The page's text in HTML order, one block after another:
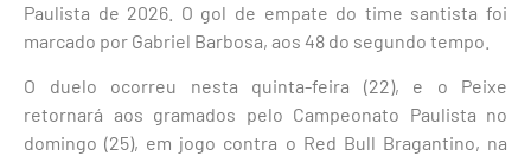
Paulista de 2026. O gol de empate do time santista foi
marcado por Gabriel Barbosa, aos 48 do segundo tempo.
O duelo ocorreu nesta quinta-feira (22), e o Peixe
retornará aos gramados pelo Campeonato Paulista no
domingo (25), em jogo contra o Red Bull Bragantino, na